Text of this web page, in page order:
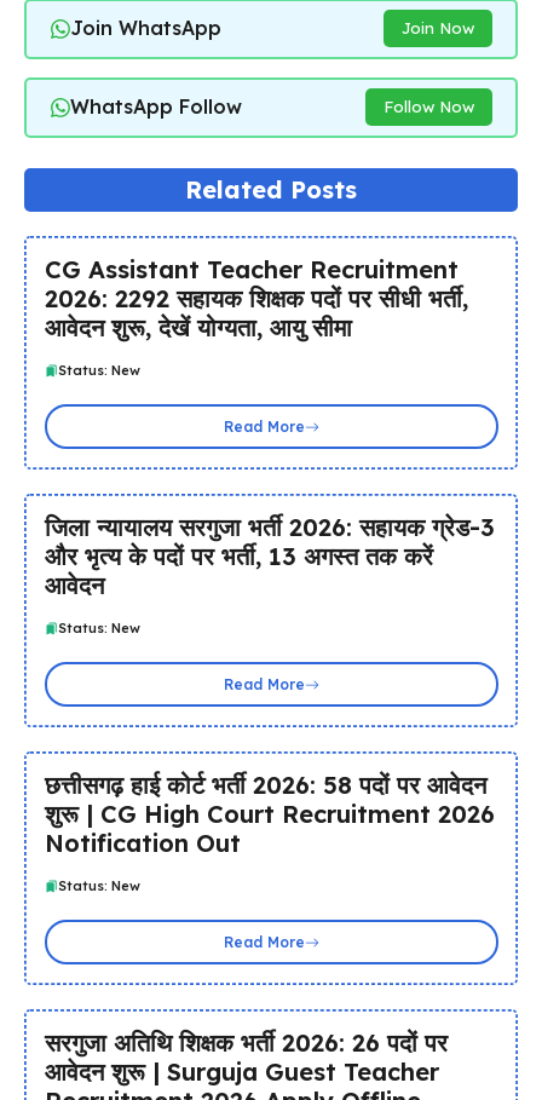
Join WhatsApp Join Now
WhatsApp Follow Follow Now
Related Posts
CG Assistant Teacher Recruitment
2026: 2292 सहायक शिक्षक पदों पर सीधी भर्ती,
आवेदन शुरू, देखें योग्यता, आयु सीमा
Status: New
Read More
जिला न्यायालय सरगुजा भर्ती 2026: सहायक ग्रेड-3
और भृत्य के पदों पर भर्ती, 13 अगस्त तक करें
आवेदन
Status: New
Read More
छत्तीसगढ़ हाई कोर्ट भर्ती 2026: 58 पदों पर आवेदन
शुरू | CG High Court Recruitment 2026
Notification Out
Status: New
Read More
सरगुजा अतिथि शिक्षक भर्ती 2026: 26 पदों पर
आवेदन शुरू | Surguja Guest Teacher